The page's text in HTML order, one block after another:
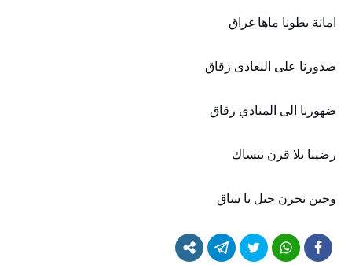
امانة بطونا ماها غراق
صدورنا على البعادى زقاق
ضهورنا الى المنادي رقاق
رضينا بلا قرن ننساك
وحين نحرن جبل يا ساق